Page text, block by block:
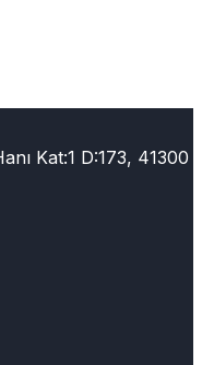
Kat:1 D:173, 41300